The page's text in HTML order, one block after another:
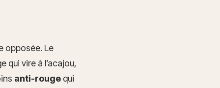
opposée. Le
qui vire à l’acajou,
anti-rouge qui